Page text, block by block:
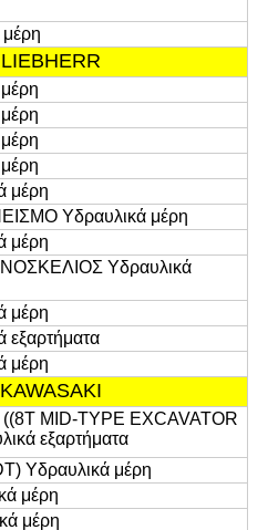
μέρη
Υδραυλικά μέρη
μέρη
Υδραυλικά
μέρη
εξαρτήματα
μέρη
MID-TYPE EXCAVATOR
εξαρτήματα
Υδραυλικά μέρη
μέρη
μέρη